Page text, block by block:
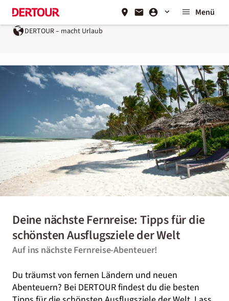
Menü
DERTOUR – macht Urlaub
Deine nächste Fernreise: Tipps für die
schönsten Ausflugsziele der Welt
Auf ins nächste Fernreise-Abenteuer!
Du träumst von fernen Ländern und neuen
Abenteuern? Bei DERTOUR findest du die besten